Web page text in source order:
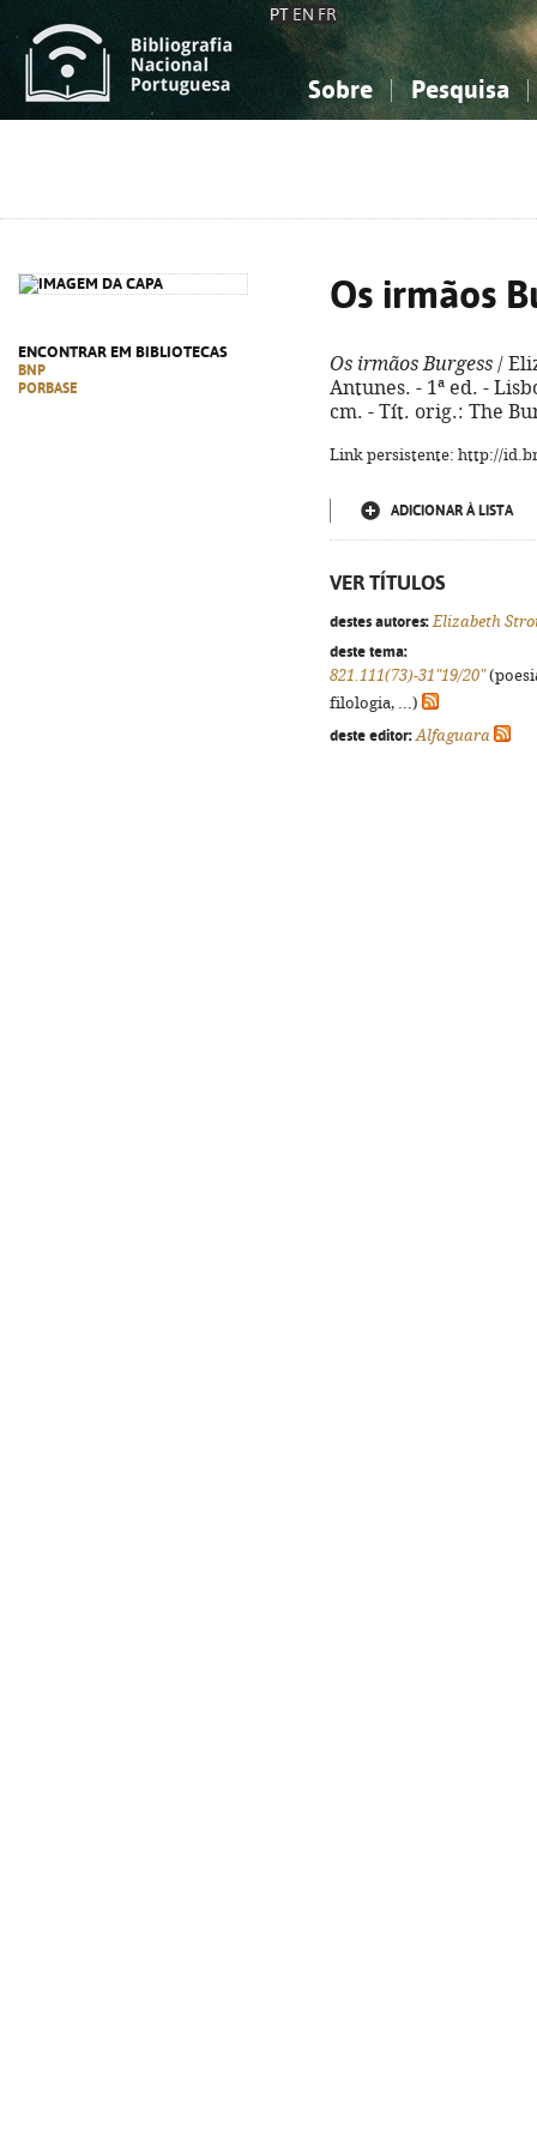
PT EN FR
Sobre Pesquisa
ENCONTRAR EM BIBLIOTECAS
BNP
PORBASE
Os irmãos
Os irmãos Burgess /
Antunes. - 1ª ed. -
cm. - Tít. orig.: The
Link persistente: http://
ADICIONAR À LISTA
VER TÍTULOS
destes autores: Elizabeth
deste tema:
821.111(73)-31"19/20"
filologia, ...)
deste editor: Alfaguara